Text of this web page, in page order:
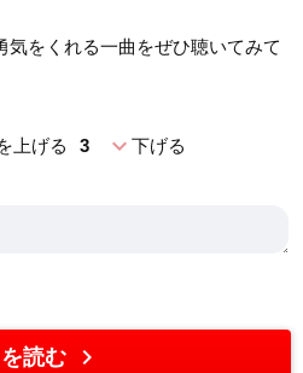
をくれる一曲をぜひ聴いてみて
上げる 3 expand_more下げる
読む chevron_right